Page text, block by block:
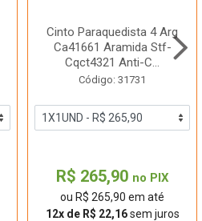
Cinto Paraquedista 4 Arg
Ca41661 Aramida Stf-
Cqct4321 Anti-C...
Código: 31731
R$ 265,90 no PIX
ou R$ 265,90 em até
12x de R$ 22,16sem juros